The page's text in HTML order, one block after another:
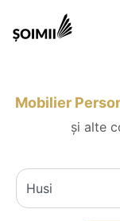
Mobilier
și alte